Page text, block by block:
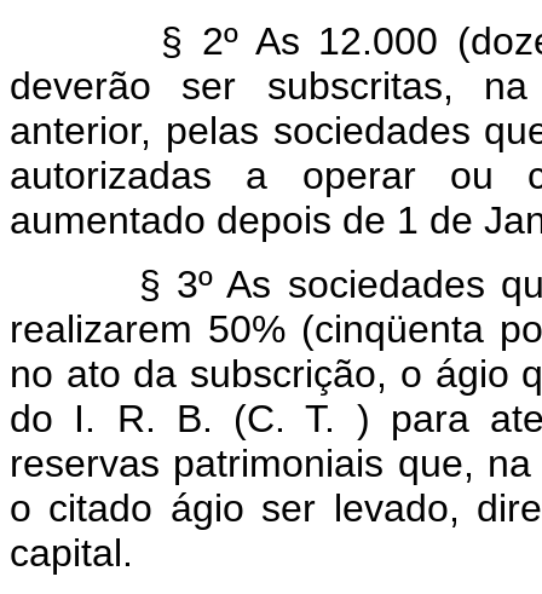
§ 2º As 12.000 (doze
deverão ser subscritas,
anterior, pelas sociedades
autorizadas a operar ou
aumentado depois de 1 de
§ 3º As sociedades que
realizarem 50% (cinqüenta
no ato da subscrição, o ágio
do I. R. B. (C. T. ) para
reservas patrimoniais que,
o citado ágio ser levado,
capital.